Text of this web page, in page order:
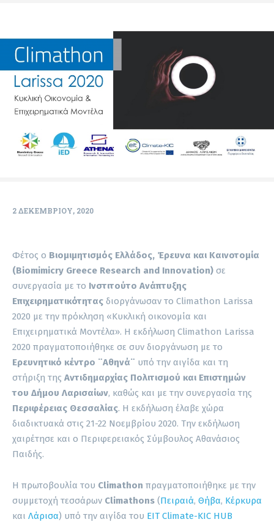
2 ΔΕΚΕΜΒΡΊΟΥ, 2020
Φέτος ο Βιομιμητισμός Ελλάδος, Έρευνα και Καινοτομία
(Biomimicry Greece Research and Innovation) σε
συνεργασία με το Ινστιτούτο Ανάπτυξης
Επιχειρηματικότητας διοργάνωσαν το Climathon Larissa
2020 με την πρόκληση «Κυκλική οικονομία και
Επιχειρηματικά Μοντέλα». H εκδήλωση Climathon Larissa
2020 πραγματοποιήθηκε σε συν διοργάνωση με το
Ερευνητικό κέντρο ¨Αθηνά¨ υπό την αιγίδα και τη
στήριξη της Αντιδημαρχίας Πολιτισμού και Επιστημών
του Δήμου Λαρισαίων, καθώς και με την συνεργασία της
Περιφέρειας Θεσσαλίας. Η εκδήλωση έλαβε χώρα
διαδικτυακά στις 21-22 Νοεμβρίου 2020. Την εκδήλωση
χαιρέτησε και ο Περιφερειακός Σύμβουλος Αθανάσιος
Παιδής.
Η πρωτοβουλία του Climathon πραγματοποιήθηκε με την
συμμετοχή τεσσάρων Climathons (Πειραιά, Θήβα, Κέρκυρα
και Λάρισα) υπό την αιγίδα του EIT Climate-KIC HUB